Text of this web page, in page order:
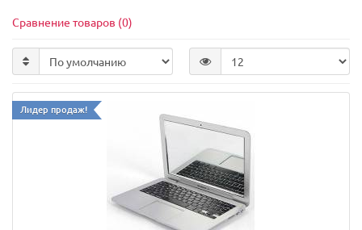
Сравнение товаров (0)
Лидер продаж!